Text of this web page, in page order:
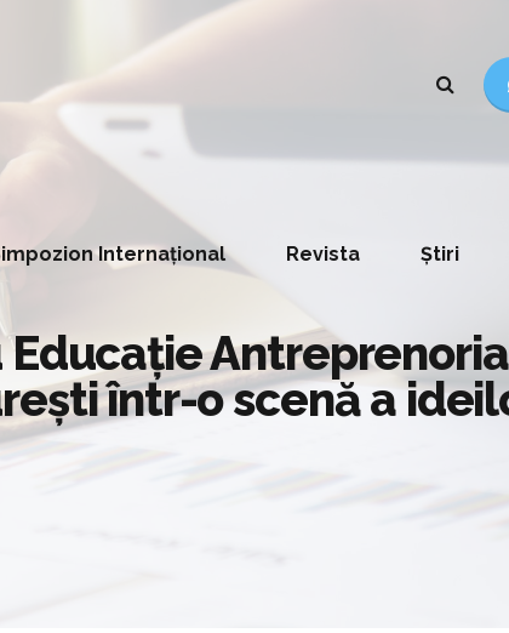
Internațional Revista Știri
într-o scenă a